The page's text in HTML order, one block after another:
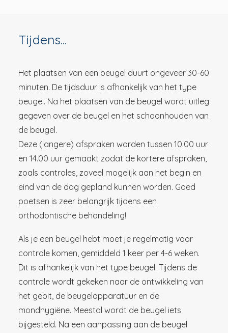
Tijdens...
Het plaatsen van een beugel duurt ongeveer 30-60
minuten. De tijdsduur is afhankelijk van het type
beugel. Na het plaatsen van de beugel wordt uitleg
gegeven over de beugel en het schoonhouden van
de beugel.
Deze (langere) afspraken worden tussen 10.00 uur
en 14.00 uur gemaakt zodat de kortere afspraken,
zoals controles, zoveel mogelijk aan het begin en
eind van de dag gepland kunnen worden. Goed
poetsen is zeer belangrijk tijdens een
orthodontische behandeling!
Als je een beugel hebt moet je regelmatig voor
controle komen, gemiddeld 1 keer per 4-6 weken.
Dit is afhankelijk van het type beugel. Tijdens de
controle wordt gekeken naar de ontwikkeling van
het gebit, de beugelapparatuur en de
mondhygiëne. Meestal wordt de beugel iets
bijgesteld. Na een aanpassing aan de beugel